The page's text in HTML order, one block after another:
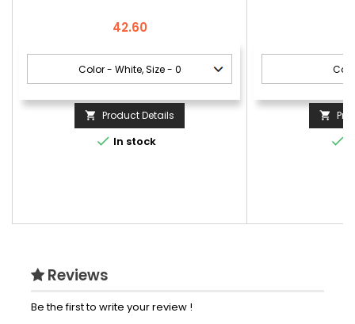
Price
42.60
 Product Details
 In stock


Reviews
Be the first to write your review !